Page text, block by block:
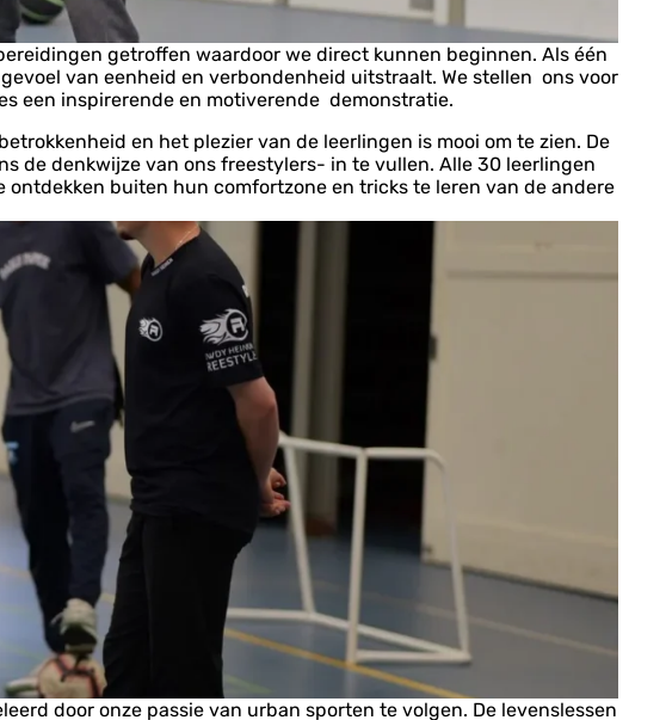
getroffen waardoor we direct kunnen beginnen. Als één
van eenheid en verbondenheid uitstraalt. We stellen ons voor
een inspirerende en motiverende demonstratie.
en het plezier van de leerlingen is mooi om te zien. De
de denkwijze van ons freestylers- in te vullen. Alle 30 leerlingen
ontdekken buiten hun comfortzone en tricks te leren van de andere
door onze passie van urban sporten te volgen. De levenslessen